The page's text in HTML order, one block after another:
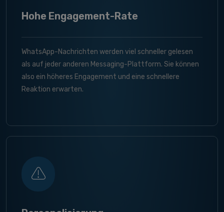
Hohe Engagement-Rate
WhatsApp-Nachrichten werden viel schneller gelesen
als auf jeder anderen Messaging-Plattform. Sie können
also ein höheres Engagement und eine schnellere
Reaktion erwarten.